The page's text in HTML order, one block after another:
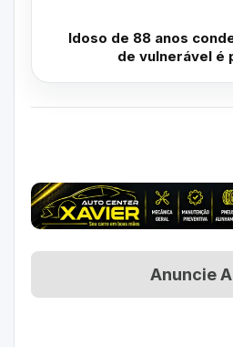
Idoso de 88 anos
de vulnerável é
Anuncie